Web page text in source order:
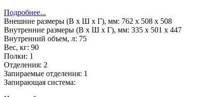
Подробнее...
Внешние размеры (В х Ш х Г), мм: 762 x 508 x 508
Внутренние размеры (В х Ш х Г), мм: 335 x 501 x 447
Внутренний объем, л: 75
Вес, кг: 90
Полки: 1
Отделения: 2
Запираемые отделения: 1
Запирающая система: